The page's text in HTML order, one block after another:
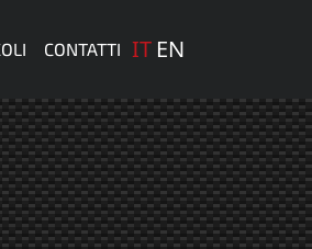
CONTATTI IT EN